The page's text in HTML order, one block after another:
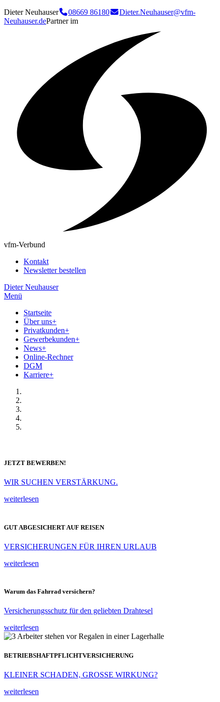
Dieter Neuhauser 08669 86180
Dieter.Neuhauser@vfm-
Neuhauser.dePartner im
vfm-Verbund
Kontakt
Newsletter bestellen
Dieter Neuhauser
Menü
Startseite
Über uns+
Privatkunden+
Gewerbekunden+
News+
Online-Rechner
DGM
Karriere+
JETZT BEWERBEN!
WIR SUCHEN VERSTÄRKUNG.
weiterlesen
GUT ABGESICHERT AUF REISEN
VERSICHERUNGEN FÜR IHREN URLAUB
weiterlesen
Warum das Fahrrad versichern?
Versicherungsschutz für den geliebten Drahtesel
weiterlesen
BETRIEBSHAFTPFLICHTVERSICHERUNG
KLEINER SCHADEN, GROSSE WIRKUNG?
weiterlesen